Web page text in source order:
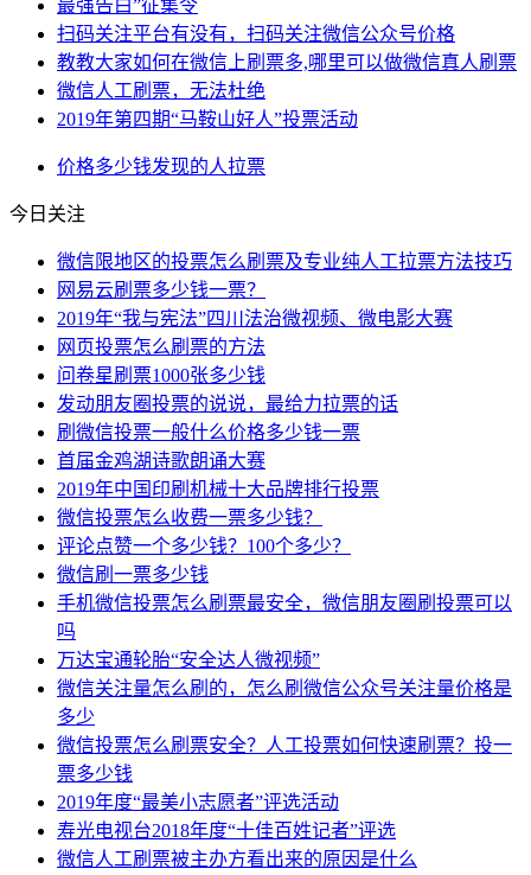
最强告白”征集令
扫码关注平台有没有，扫码关注微信公众号价格
教教大家如何在微信上刷票多,哪里可以做微信真人刷票
微信人工刷票，无法杜绝
2019年第四期“马鞍山好人”投票活动
价格多少钱发现的人拉票
今日关注
微信限地区的投票怎么刷票及专业纯人工拉票方法技巧
网易云刷票多少钱一票？
2019年“我与宪法”四川法治微视频、微电影大赛
网页投票怎么刷票的方法
问卷星刷票1000张多少钱
发动朋友圈投票的说说，最给力拉票的话
刷微信投票一般什么价格多少钱一票
首届金鸡湖诗歌朗诵大赛
2019年中国印刷机械十大品牌排行投票
微信投票怎么收费一票多少钱？
评论点赞一个多少钱？100个多少？
微信刷一票多少钱
手机微信投票怎么刷票最安全，微信朋友圈刷投票可以
吗
万达宝通轮胎“安全达人微视频”
微信关注量怎么刷的，怎么刷微信公众号关注量价格是
多少
微信投票怎么刷票安全？人工投票如何快速刷票？投一
票多少钱
2019年度“最美小志愿者”评选活动
寿光电视台2018年度“十佳百姓记者”评选
微信人工刷票被主办方看出来的原因是什么